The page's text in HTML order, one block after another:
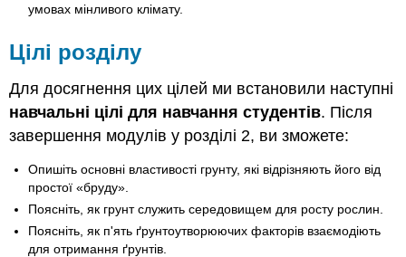
умовах мінливого клімату.
Цілі розділу
Для досягнення цих цілей ми встановили наступні
навчальні цілі для навчання студентів. Після
завершення модулів у розділі 2, ви зможете:
Опишіть основні властивості грунту, які відрізняють його від
простої «бруду».
Поясніть, як грунт служить середовищем для росту рослин.
Поясніть, як п'ять ґрунтоутворюючих факторів взаємодіють
для отримання ґрунтів.